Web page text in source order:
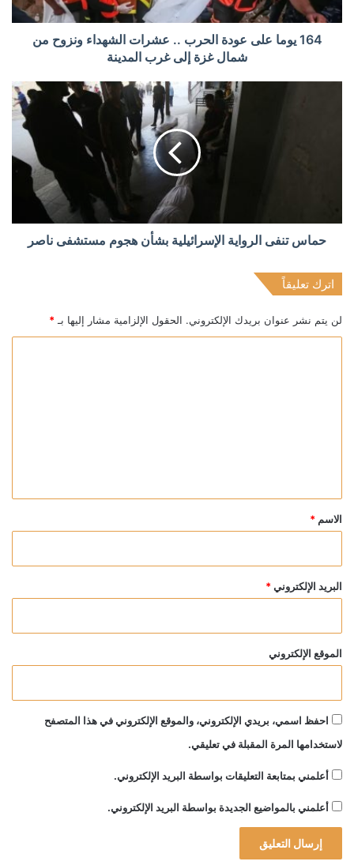
164 يوما على عودة الحرب .. عشرات الشهداء ونزوح من
شمال غزة إلى غرب المدينة
حماس تنفى الرواية الإسرائيلية بشأن هجوم مستشفى ناصر
اترك تعليقاً
لن يتم نشر عنوان بريدك الإلكتروني. الحقول الإلزامية مشار إليها بـ *
*
الاسم *
البريد الإلكتروني *
الموقع الإلكتروني
احفظ اسمي، بريدي الإلكتروني، والموقع الإلكتروني في هذا المتصفح
لاستخدامها المرة المقبلة في تعليقي.
أعلمني بمتابعة التعليقات بواسطة البريد الإلكتروني.
أعلمني بالمواضيع الجديدة بواسطة البريد الإلكتروني.